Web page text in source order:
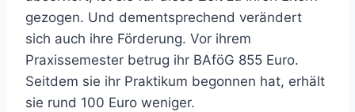
gezogen. Und dementsprechend verändert
sich auch ihre Förderung. Vor ihrem
Praxissemester betrug ihr BAföG 855 Euro.
Seitdem sie ihr Praktikum begonnen hat, erhält
sie rund 100 Euro weniger.